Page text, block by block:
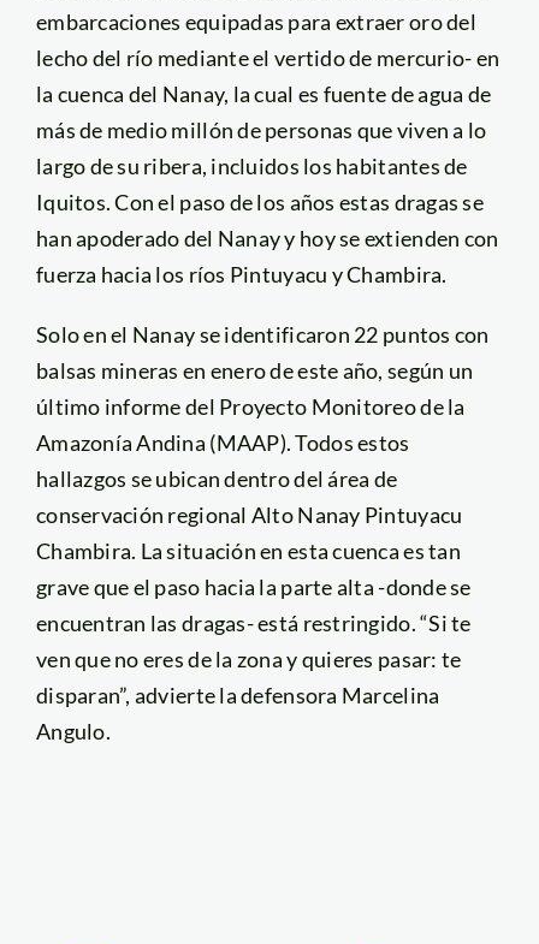
embarcaciones equipadas para extraer oro del
lecho del río mediante el vertido de mercurio- en
la cuenca del Nanay, la cual es fuente de agua de
más de medio millón de personas que viven a lo
largo de su ribera, incluidos los habitantes de
Iquitos. Con el paso de los años estas dragas se
han apoderado del Nanay y hoy se extienden con
fuerza hacia los ríos Pintuyacu y Chambira.
Solo en el Nanay se identificaron 22 puntos con
balsas mineras en enero de este año, según un
último informe del Proyecto Monitoreo de la
Amazonía Andina (MAAP). Todos estos
hallazgos se ubican dentro del área de
conservación regional Alto Nanay Pintuyacu
Chambira. La situación en esta cuenca es tan
grave que el paso hacia la parte alta -donde se
encuentran las dragas- está restringido. “Si te
ven que no eres de la zona y quieres pasar: te
disparan”, advierte la defensora Marcelina
Angulo.